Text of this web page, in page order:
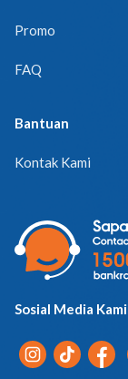
Promo
FAQ
Bantuan
Kontak Kami
Sosial Media Kami